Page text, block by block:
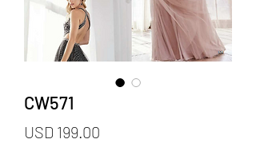
CW571
USD 199.00